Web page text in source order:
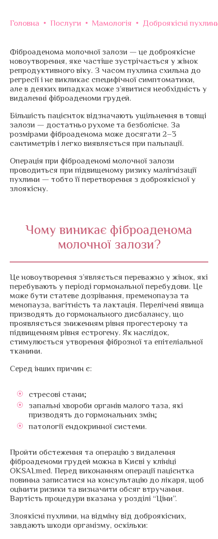
Головна • Послуги • Мамологія • Доброякісні
Фіброаденома молочної залози — це доброякісне
новоутворення, яке частіше зустрічається у жінок
репродуктивного віку. З часом пухлина схильна до
регресії і не викликає специфічної симптоматики,
але в деяких випадках може з’явитися необхідність у
видаленні фіброаденоми грудей.
Більшість пацієнток відзначають ущільнення в товщі
залози — достатньо рухоме та безболісне. За
розмірами фіброаденома може досягати 2–3
сантиметрів і легко виявляється при пальпації.
Операція при фіброаденомі молочної залози
проводиться при підвищеному ризику малігнізації
пухлини — тобто її перетворення з доброякісної у
злоякісну.
Чому виникає фіброаденома
молочної залози?
Це новоутворення з’являється переважно у жінок, які
перебувають у періоді гормональної перебудови. Це
може бути статеве дозрівання, пременопауза та
менопауза, вагітність та лактація. Перелічені явища
призводять до гормонального дисбалансу, що
проявляється зниженням рівня прогестерону та
підвищенням рівня естрогену. Як наслідок,
стимулюється утворення фіброзної та епітеліальної
тканини.
Серед інших причин є:
стресові стани;
запальні хвороби органів малого таза, які
призводять до гормональних змін;
патології ендокринної системи.
Пройти обстеження та операцію з видалення
фіброаденоми грудей можна в Києві у клініці
OKSALmed. Перед виконанням операції пацієнтка
повинна записатися на консультацію до лікаря, щоб
оцінити ризики та визначити обсяг втручання.
Вартість процедури вказана у розділі “Ціни”.
Злоякісні пухлини, на відміну від доброякісних,
завдають шкоди організму, оскільки: